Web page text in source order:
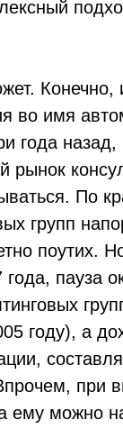
во имя
года
По
групп
поутих.
пауза
году), а
при
ему можно